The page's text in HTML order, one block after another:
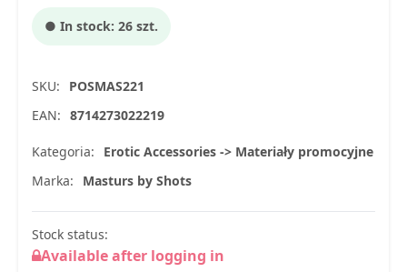
● In stock: 26 szt.
SKU:
POSMAS221
EAN: 8714273022219
Kategoria:
Erotic Accessories -> Materiały promocyjne
Marka:
Masturs by Shots
Stock status:
Available after logging in